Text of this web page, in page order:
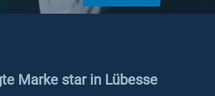
Marke star in Lübesse